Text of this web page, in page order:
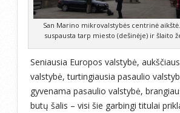
San Marino mikrovalstybės centrinė
suspausta tarp miesto (dešinėje) ir šlaito
Seniausia Europos valstybė,
valstybė, turtingiausia pasaulio
gyvenama pasaulio valstybė,
butų šalis – visi šie garbingi titulai